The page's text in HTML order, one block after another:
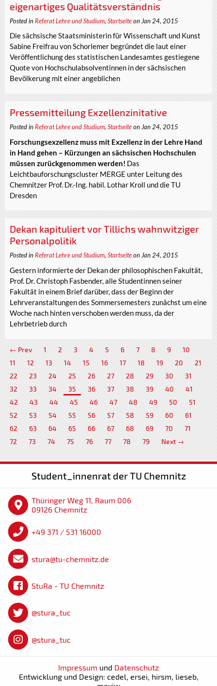
eigenartiges Qualitätsverständnis
Posted in Referat Lehre und Studium, Startseiteon Jan 24, 2015
Die sächsische Staatsministerin für Wissenschaft und Kunst
Sabine Freifrau von Schorlemer begründet die laut einer
Veröffentlichung des statistischen Landesamtes gestiegene
Quote von Hochschulabsolventinnen in der sächsischen
Bevölkerung mit einer angeblichen
Pressemitteilung Exzellenzinitative
Posted in Referat Lehre und Studium, Startseiteon Jan 24, 2015
Forschungsexzellenz muss mit Exzellenz in der Lehre Hand
in Hand gehen – Kürzungen an sächsischen Hochschulen
müssen zurückgenommen werden! Das
Leichtbauforschungscluster MERGE unter Leitung des
Chemnitzer Prof. Dr.-Ing. habil. Lothar Kroll und die TU
Dresden
Dekan kapituliert vor Tillichs wahnwitziger
Personalpolitik
Posted inReferat Lehre und Studium, Startseiteon Jan 24, 2015
Gestern informierte der Dekan der philosophischen Fakultät,
Prof. Dr. Christoph Fasbender, alle Studentinnen seiner
Fakultät in einem Brief darüber, dass der Beginn der
Lehrveranstaltungen des Sommersemesters zunächst um eine
Woche nach hinten verschoben werden muss, da der
Lehrbetrieb durch
← Prev 1 2 3 4 5 6 7 8 9
10
11
12 13 14 15 16 17 18 19 20
21
22
23 24 25 26 27 28 29 30
31
32
33 34 35 36 37 38 39 40
41
42
43 44 45 46 47 48 49 50
51
52
53 54 55 56 57 58 59 60
61
62
63 64 65 66 67 68 69 70
71
72
73 74 75 76 77 78 79 Next →
Student_innenrat der TU Chemnitz
Thüringer Weg 11, Raum 006
09126 Chemnitz
+49 371 / 531 16000
stura@tu-chemnitz.de
StuRa - TU Chemnitz
@stura_tuc
@stura_tuc
Impressum und Datenschutz
Entwicklung und Design: cedel, ersei, hirsm, lieseb,